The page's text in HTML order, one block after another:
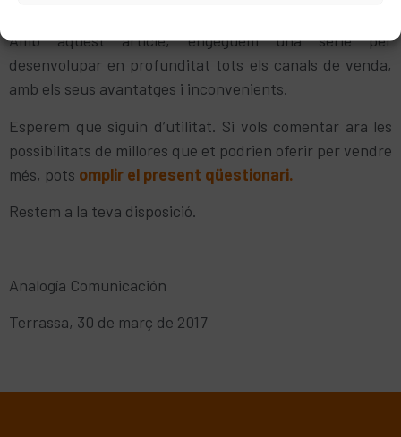
Amb aquest article, engeguem una sèrie per
desenvolupar en profunditat tots els canals de venda,
amb els seus avantatges i inconvenients.
Esperem que siguin d’utilitat. Si vols comentar ara les
possibilitats de millores que et podrien oferir per vendre
més, pots omplir el present qüestionari.
Restem a la teva disposició.
Analogía Comunicación
Terrassa, 30 de març de 2017